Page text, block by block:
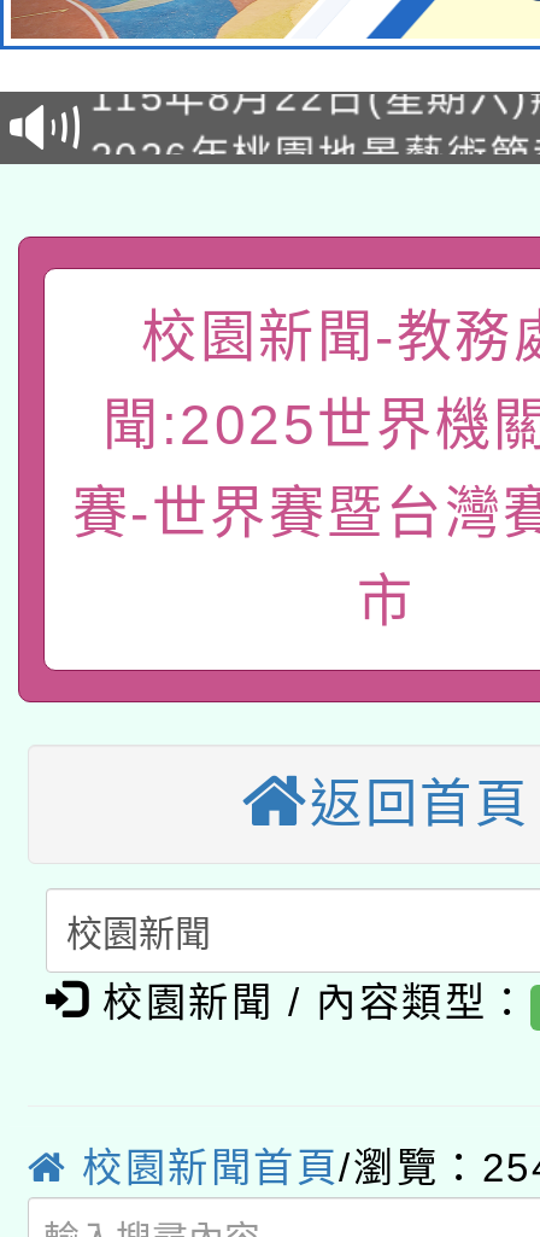
轉知經濟部水利署委託
業技術研究院辦理「
用水績優單位及節水達
桃園市孔廟祈福系列
2026年桃園地景藝術
關事宜
轉知教育部國民及學前
國立臺灣師範大學辦
年度健康促進學校輔導
業成長研習」實施計畫
函轉國家教育研究院
原住民族教育政策研討
族教育國際趨勢與發展
新北市政府教育局辦
師專業成長研習實施計
方素養工作坊新北場」
函轉國立臺灣師範大學
族語言臺北學習中心
「族語學習班」招生簡
轉知有關國立成功大學
文教學共融平台-教案
年度COVID-19疫苗接
接種對象擴大為「滿6
月28日止
轉知經濟部水利署委託
用水績優單位及節水達
115年8月22日(星期六
桃園市孔廟祈福系列
開 智慧啟航」
2026年桃園地景藝術
「2026桃園藝術巡演
關事宜
轉知教育部國民及學前
國立臺灣師範大學辦理
年度健康促進學校輔導
函轉國家教育研究院中
原住民族教育政策研討
轉知教育部國民及學前
方素養工作坊新北場」
函轉國立臺灣師範大學
「族語學習班」招生簡
文教學共融平台-教案
教育部國民及學前教育
校園新聞-教務
聞:2025世界機
賽-世界賽暨台灣
市
返回首頁
校園新聞 / 內容類型：
校園新聞首頁/瀏覽：